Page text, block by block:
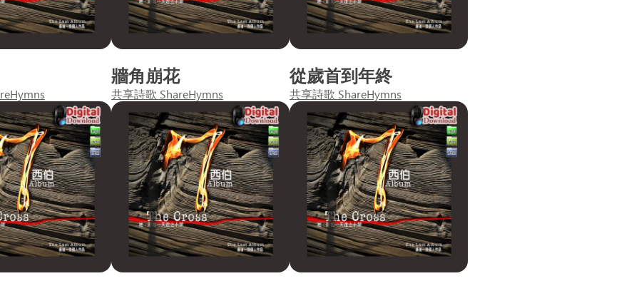
牆角崩花
共享詩歌 ShareHymns
從歲首到年終
共享詩歌 ShareHymns